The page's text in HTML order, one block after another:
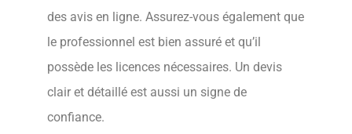
des avis en ligne. Assurez-vous également que
le professionnel est bien assuré et qu’il
possède les licences nécessaires. Un devis
clair et détaillé est aussi un signe de
confiance.